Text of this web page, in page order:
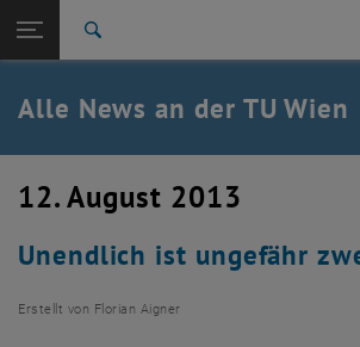
TU Login
Quicklinks
Quicklinks-Menü umschalten
Studium
Karriere
Zurück: Subseiten von TU Wien Startseite
Zurück zur letzten Ebene:
TU Wien Startseite
Übersicht
Alle News an der TU Wien
12. August 2013
Unendlich ist ungefähr
Erstellt von Florian Aigner